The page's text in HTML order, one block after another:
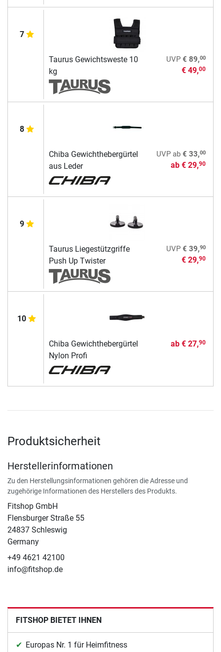
7
Taurus Gewichtsweste 10
kg
UVP € 89,00
€ 49,00
8
Chiba Gewichthebergürtel
aus Leder
UVPab € 33,00
ab € 29,90
9
Taurus Liegestützgriffe
Push Up Twister
UVP € 39,90
€ 29,90
10
Chiba Gewichthebergürtel
Nylon Profi
ab € 27,90
Produktsicherheit
Herstellerinformationen
Zu den Herstellungsinformationen gehören die Adresse und
zugehörige Informationen des Herstellers des Produkts.
Fitshop GmbH
Flensburger Straße 55
24837 Schleswig
Germany
+49 4621 42100
info@fitshop.de
FITSHOP BIETET IHNEN
Europas Nr. 1 für Heimfitness